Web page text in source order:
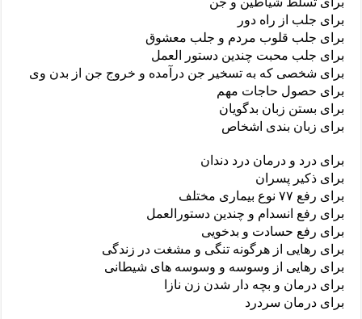
برای جلب از راه دور
برای جلب قلوب مردم و جلب معشوق
برای جلب محبت چندین دستور العمل
برای شخصی که به تسخیر جن درآمده و خروج جن از بدن وی
برای حصول حاجات مهم
برای بستن زبان بدگویان
برای زبان بندی اشخاص
برای درد و درمان درد دندان
برای ذکیر پسران
برای رفع ۷۷ نوع بیماری مختلف
برای رفع انسدام و چندین دستورالعمل
برای رفع حسادت و بدخویی
برای رهایی از هرگونه تنگی و مشغت در زندگی
برای رهایی از وسوسه و وسوسه های شیطانی
برای درمان و بچه دار شدن زن نازا
برای درمان سردرد